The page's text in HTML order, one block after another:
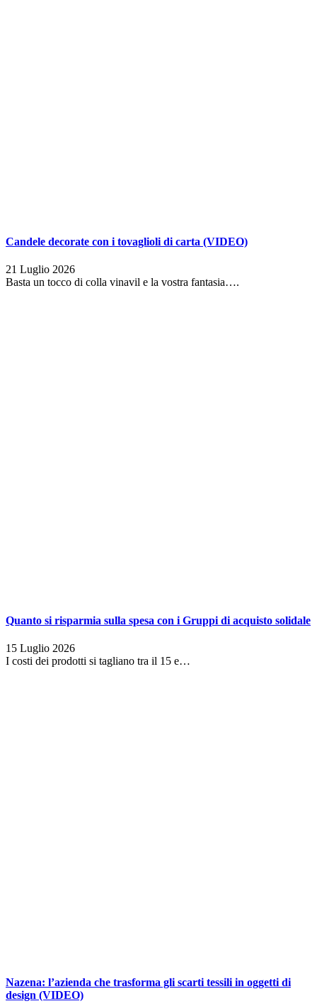
Candele decorate con i tovaglioli di carta (VIDEO)
21 Luglio 2026
Basta un tocco di colla vinavil e la vostra fantasia….
Quanto si risparmia sulla spesa con i Gruppi di acquisto solidale
15 Luglio 2026
I costi dei prodotti si tagliano tra il 15 e…
Nazena: l’azienda che trasforma gli scarti tessili in oggetti di
design (VIDEO)